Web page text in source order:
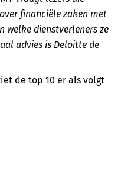
financiële zaken met
welke dienstverleners ze
advies is Deloitte de
de top 10 er als volgt